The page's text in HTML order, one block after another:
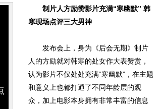
制片人方励赞影片充满“寒幽默” 韩
寒现场点评三大男神
发布会上，身为《后会无期》制片
人的方励就对韩寒的处女作大表赞赏，
认为影片不仅处处充满“寒幽默”，在主题
和意义上也都打通了不同年龄层的观
众，加上电影本身拥有非常丰富的信息